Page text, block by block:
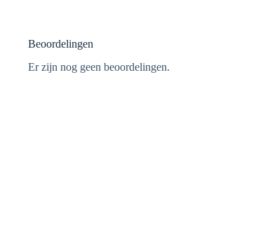
Beoordelingen
Er zijn nog geen beoordelingen.